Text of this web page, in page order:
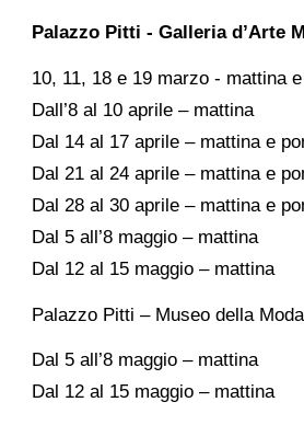
Palazzo Pitti - Galleria d’Arte
10, 11, 18 e 19 marzo - mattina
Dall’8 al 10 aprile – mattina
Dal 14 al 17 aprile – mattina e
Dal 21 al 24 aprile – mattina e
Dal 28 al 30 aprile – mattina e
Dal 5 all’8 maggio – mattina
Dal 12 al 15 maggio – mattina
Palazzo Pitti – Museo della
Dal 5 all’8 maggio – mattina
Dal 12 al 15 maggio – mattina